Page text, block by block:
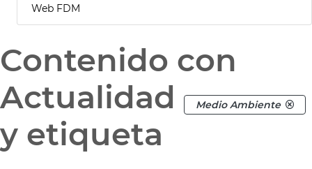
Web FDM
Contenido con
Actualidad
Medio Ambiente
y etiqueta